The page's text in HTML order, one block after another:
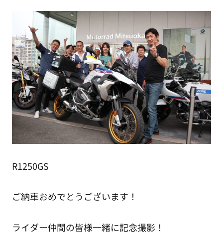
R1250GS
ご納車おめでとうございます！
ライダー仲間の皆様一緒に記念撮影！